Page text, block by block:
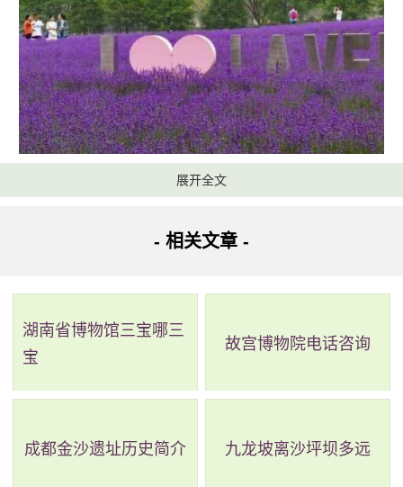
可以在手机微信上关注薰衣草公园。找到“网上预约”。然
后长按扫码，进入小程序，并进行实名登记。然后选择入园
人自己网上预约并不太方便，你可以在预约的时候找到 “更多
信息”将老人小孩的信息加入，去到现场后按照现场扫码打
卡，刷卡成功后向工作人员出示即可。建议大家以前将打卡
成功页面截图保存，可以方便。大家快速打卡入园。然后出
展开全文
- 相关文章 -
湖南省博物馆三宝哪三
宝
故宫博物院电话咨询
成都金沙遗址历史简介 九龙坡离沙坪坝多远